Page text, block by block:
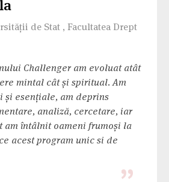
de Stat , Facultatea Drept
Challenger am evoluat atât
mintal cât și spiritual. Am
și esențiale, am deprins
analiză, cercetare, iar
am întâlnit oameni frumoși la
acest program unic si de